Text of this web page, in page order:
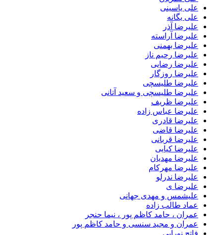
علی یاسینی
علی یگانه
علیرضا آذر
علیرضا آراسته
علیرضا بهمنی
علیرضا رحیم ناز
علیرضا رضایی
علیرضا روزگار
علیرضا طلیسچی
علیرضا طلیسچی و سعید آتانی
علیرضا ظریف
علیرضا عباس زاده
علیرضا قادری
علیرضا قاضی
علیرضا قربانی
علیرضا کیایی
علیرضا مهدیان
علیرضا مهرکام
علیرضا ندرلو
علیرضا ی
علیشمس و مهدی جهانی
عماد طالب زاده
عمران ، حامد کاظم پور ، نیما حنجر
عمران و مجید سنسی و حامد کاظم پور
فاتح نورایی